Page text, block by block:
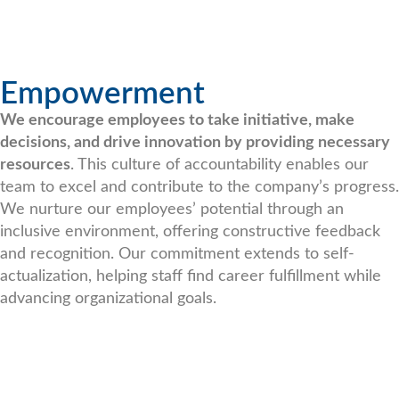
Empowerment
We encourage employees to take initiative, make
decisions, and drive innovation by providing necessary
resources. This culture of accountability enables our
team to excel and contribute to the company’s progress.
We nurture our employees’ potential through an
inclusive environment, offering constructive feedback
and recognition. Our commitment extends to self-
actualization, helping staff find career fulfillment while
advancing organizational goals.